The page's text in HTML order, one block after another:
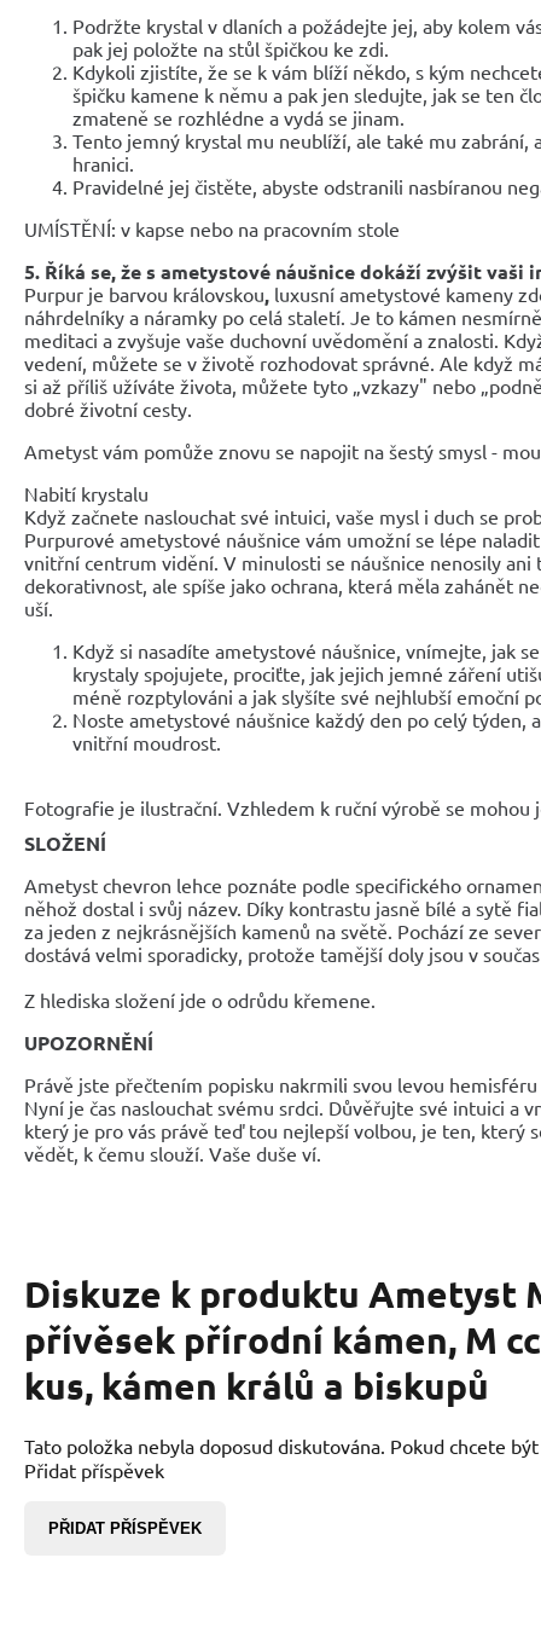
Podržte krystal v dlaních a požádejte jej, aby kolem
pak jej položte na stůl špičkou ke zdi.
Kdykoli zjistíte, že se k vám blíží někdo, s kým
špičku kamene k němu a pak jen sledujte, jak se ten
zmateně se rozhlédne a vydá se jinam.
Tento jemný krystal mu neublíží, ale také mu zabrání,
hranici.
Pravidelné jej čistěte, abyste odstranili nasbíranou
UMÍSTĚNÍ: v kapse nebo na pracovním stole
5. Říká se, že s ametystové náušnice dokáží zvýšit vaši
Purpur je barvou královskou, luxusní ametystové kameny
náhrdelníky a náramky po celá staletí. Je to kámen
meditaci a zvyšuje vaše duchovní uvědomění a znalosti.
vedení, můžete se v životě rozhodovat správné. Ale když
si až příliš užíváte života, můžete tyto „vzkazy" nebo
dobré životní cesty.
Ametyst vám pomůže znovu se napojit na šestý smysl -
Nabití krystalu
Když začnete naslouchat své intuici, vaše mysl i duch se
Purpurové ametystové náušnice vám umožní se lépe
vnitřní centrum vidění. V minulosti se náušnice nenosily ani
dekorativnost, ale spíše jako ochrana, která měla zahánět
uší.
Když si nasadíte ametystové náušnice, vnímejte, jak
krystaly spojujete, prociťte, jak jejich jemné záření
méně rozptylováni a jak slyšíte své nejhlubší emoční
Noste ametystové náušnice každý den po celý týden,
vnitřní moudrost.
Fotografie je ilustrační. Vzhledem k ruční výrobě se
SLOŽENÍ
Ametyst chevron lehce poznáte podle specifického
něhož dostal i svůj název. Díky kontrastu jasně bílé a sytě
za jeden z nejkrásnějších kamenů na světě. Pochází ze
dostává velmi sporadicky, protože tamější doly jsou v
Z hlediska složení jde o odrůdu křemene.
UPOZORNĚNÍ
Právě jste přečtením popisku nakrmili svou levou
Nyní je čas naslouchat svému srdci. Důvěřujte své intuici a
který je pro vás právě teď tou nejlepší volbou, je ten, který
vědět, k čemu slouží. Vaše duše ví.
Diskuze k produktu Ametyst
přívěsek přírodní kámen, M
kus, kámen králů a biskupů
Tato položka nebyla doposud diskutována. Pokud chcete
Přidat příspěvek
PŘIDAT PŘÍSPĚVEK